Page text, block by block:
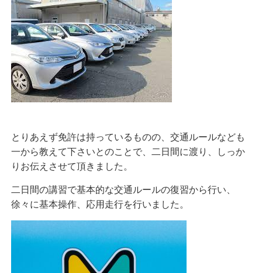
とりあえず免許は持っているものの、交通ルールなども
一から教えて下さいとのことで、二日間に渡り、しっか
りお伝えさせて頂きました。
二日間の講習で基本的な交通ルールの復習から行い、
徐々に基本操作、応用走行を行いました。